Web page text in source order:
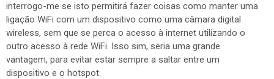
interrogo-me se isto permitirá fazer coisas como manter uma
ligação WiFi com um dispositivo como uma câmara digital
wireless, sem que se perca o acesso à internet utilizando o
outro acesso à rede WiFi. Isso sim, seria uma grande
vantagem, para evitar estar sempre a saltar entre um
dispositivo e o hotspot.